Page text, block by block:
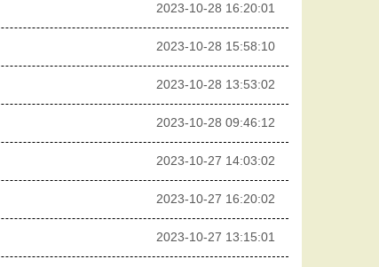
2023-10-28 16:20:01
2023-10-28 15:58:10
2023-10-28 13:53:02
2023-10-28 09:46:12
2023-10-27 14:03:02
2023-10-27 16:20:02
2023-10-27 13:15:01